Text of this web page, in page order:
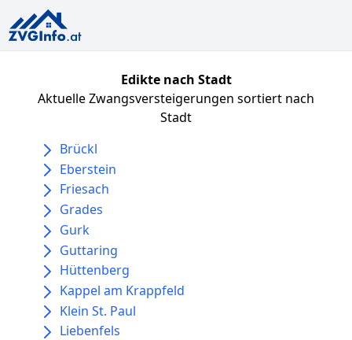
Edikte nach Stadt
Aktuelle Zwangsversteigerungen sortiert nach
Stadt
Brückl
Eberstein
Friesach
Grades
Gurk
Guttaring
Hüttenberg
Kappel am Krappfeld
Klein St. Paul
Liebenfels